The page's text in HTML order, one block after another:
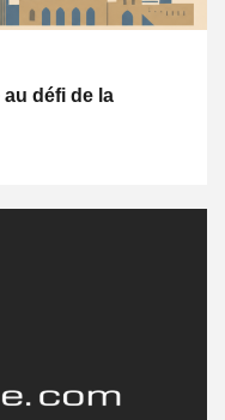
défi de la